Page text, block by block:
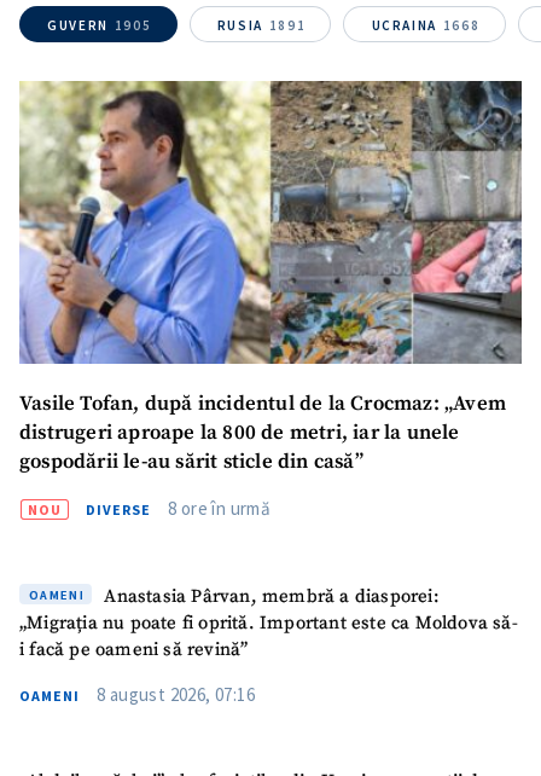
SUSȚINE
GUVERN 1905 RUSIA 1891 UCRAINA 1668
Vasile Tofan, după incidentul de la Crocmaz: „Avem
distrugeri aproape la 800 de metri, iar la unele
gospodării le-au sărit sticle din casă”
NOU DIVERSE 8 ore în urmă
OAMENI
Anastasia Pârvan, membră a diasporei:
„Migrația nu poate fi oprită. Important este ca Moldova să-
i facă pe oameni să revină”
OAMENI 8 august 2026, 07:16